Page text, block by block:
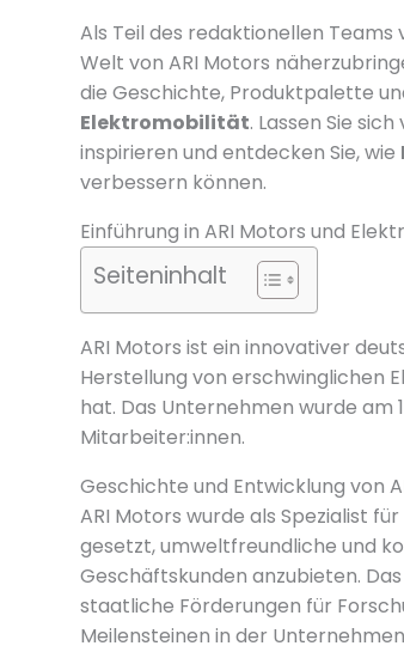
Als Teil des redaktionellen
Welt von ARI Motors
die Geschichte, Produktpalette
Elektromobilität. Lassen Sie
inspirieren und entdecken Sie, wie
verbessern können.
Einführung in ARI Motors und
Seiteninhalt
ARI Motors ist ein innovativer
Herstellung von erschwinglichen
hat. Das Unternehmen wurde am
Mitarbeiter:innen.
Geschichte und Entwicklung von
ARI Motors wurde als Spezialist
gesetzt, umweltfreundliche und
Geschäftskunden anzubieten.
staatliche Förderungen für
Meilensteinen in der